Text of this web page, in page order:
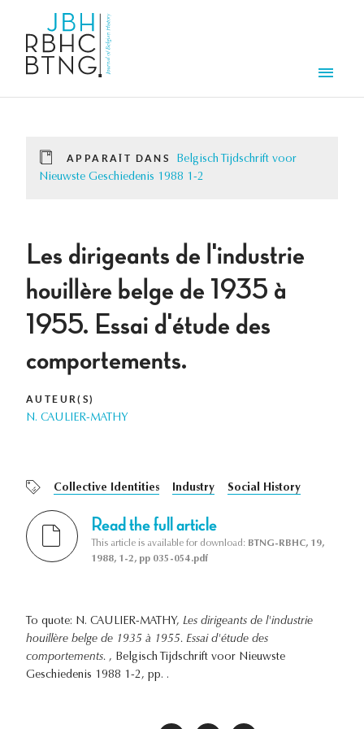
APPARAÎT DANS
Belgisch Tijdschrift voor
Nieuwste Geschiedenis 1988 1-2
Les dirigeants de l'industrie
houillère belge de 1935 à
1955. Essai d'étude des
comportements.
AUTEUR(S)
N. CAULIER-MATHY
Collective Identities Industry Social History
Read the full article
This article is available for download: BTNG-RBHC, 19,
1988, 1-2, pp 035-054.pdf
To quote: N. CAULIER-MATHY, Les dirigeants de l'industrie
houillère belge de 1935 à 1955. Essai d'étude des
comportements. , Belgisch Tijdschrift voor Nieuwste
Geschiedenis 1988 1-2, pp. .